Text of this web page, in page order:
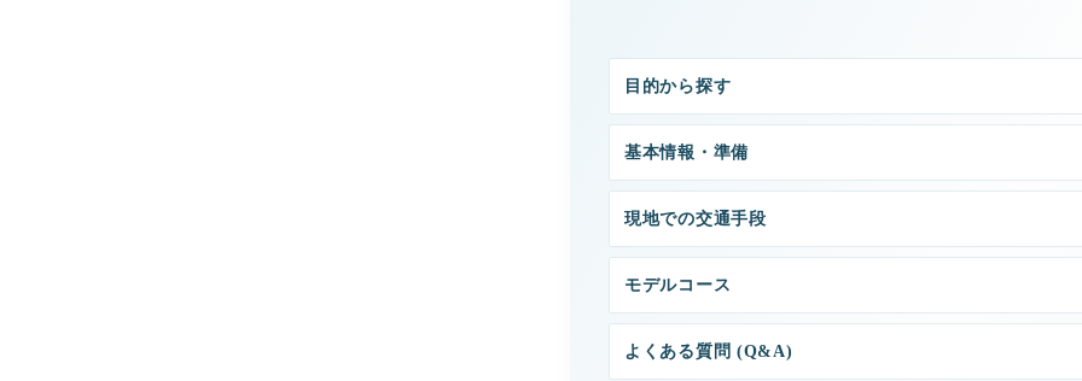
目的から探す
基本情報・準備
現地での交通手段
モデルコース
よくある質問 (Q&A)